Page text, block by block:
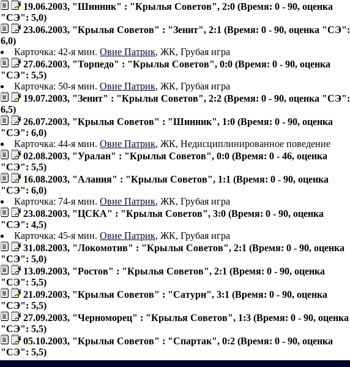
19.06.2003, "Шинник" : "Крылья Советов", 2:0 (Время: 0 - 90, оценка
"СЭ": 5,0)
23.06.2003, "Крылья Советов" : "Зенит", 2:1 (Время: 0 - 90, оценка "СЭ":
6,0)
Карточка: 42-я мин. Овие Патрик, ЖК, Грубая игра
27.06.2003, "Торпедо" : "Крылья Советов", 0:0 (Время: 0 - 90, оценка
"СЭ": 5,5)
Карточка: 50-я мин. Овие Патрик, ЖК, Грубая игра
19.07.2003, "Зенит" : "Крылья Советов", 2:2 (Время: 0 - 90, оценка "СЭ":
6,5)
26.07.2003, "Крылья Советов" : "Шинник", 1:0 (Время: 0 - 90, оценка
"СЭ": 6,0)
Карточка: 44-я мин. Овие Патрик, ЖК, Недисциплинированное поведение
02.08.2003, "Уралан" : "Крылья Советов", 0:0 (Время: 0 - 46, оценка
"СЭ": 5,5)
16.08.2003, "Алания" : "Крылья Советов", 1:1 (Время: 0 - 90, оценка
"СЭ": 6,0)
Карточка: 74-я мин. Овие Патрик, ЖК, Грубая игра
23.08.2003, "ЦСКА" : "Крылья Советов", 3:0 (Время: 0 - 90, оценка
"СЭ": 4,5)
Карточка: 45-я мин. Овие Патрик, ЖК, Грубая игра
31.08.2003, "Локомотив" : "Крылья Советов", 2:1 (Время: 0 - 90, оценка
"СЭ": 5,0)
13.09.2003, "Ростов" : "Крылья Советов", 2:1 (Время: 0 - 90, оценка
"СЭ": 5,5)
21.09.2003, "Крылья Советов" : "Сатурн", 3:1 (Время: 0 - 90, оценка
"СЭ": 5,5)
27.09.2003, "Черноморец" : "Крылья Советов", 1:3 (Время: 0 - 90, оценка
"СЭ": 5,5)
05.10.2003, "Крылья Советов" : "Спартак", 0:2 (Время: 0 - 90, оценка
"СЭ": 5,5)